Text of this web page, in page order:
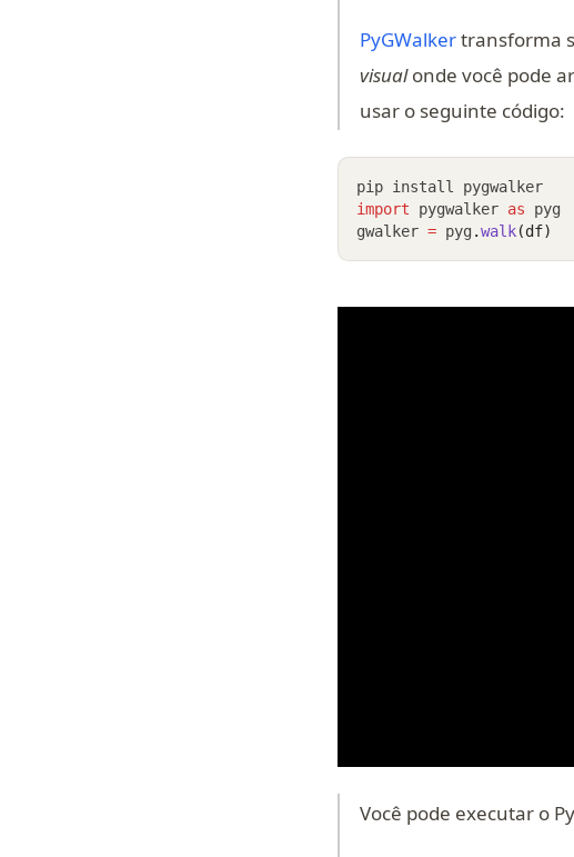
PyGWalker(opens in a
transforma
visualonde você pode
usar o seguinte código:
pip install pygwalker
import pygwalker as pyg
gwalker = pyg .walk(df)
Você pode executar o